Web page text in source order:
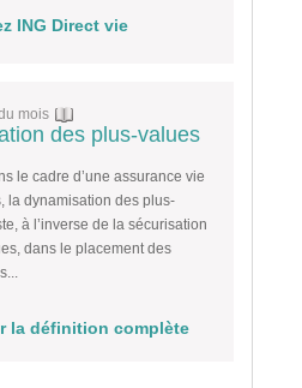
ING Direct vie
mois
des plus-values
le cadre d’une assurance vie
la dynamisation des plus-
à l’inverse de la sécurisation
dans le placement des
la définition complète